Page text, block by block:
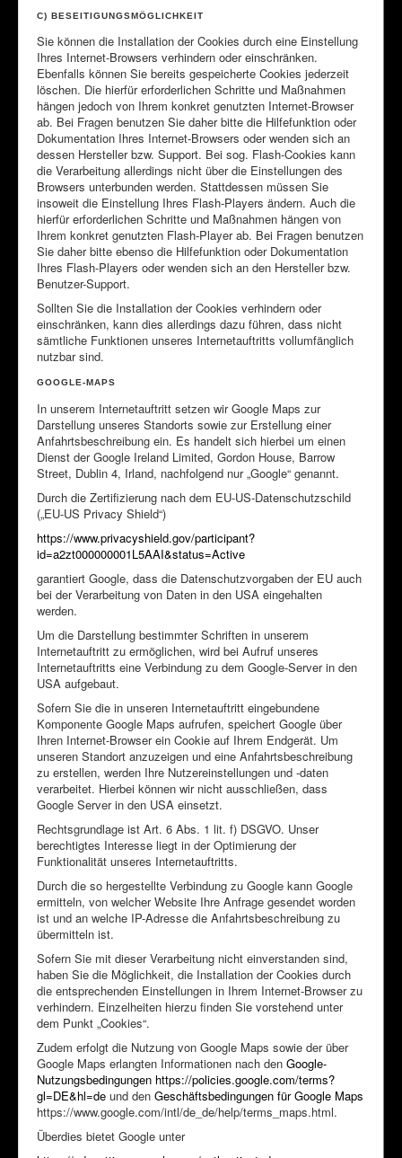
C) BESEITIGUNGSMÖGLICHKEIT
Sie können die Installation der Cookies durch eine Einstellung
Ihres Internet-Browsers verhindern oder einschränken.
Ebenfalls können Sie bereits gespeicherte Cookies jederzeit
löschen. Die hierfür erforderlichen Schritte und Maßnahmen
hängen jedoch von Ihrem konkret genutzten Internet-Browser
ab. Bei Fragen benutzen Sie daher bitte die Hilfefunktion oder
Dokumentation Ihres Internet-Browsers oder wenden sich an
dessen Hersteller bzw. Support. Bei sog. Flash-Cookies kann
die Verarbeitung allerdings nicht über die Einstellungen des
Browsers unterbunden werden. Stattdessen müssen Sie
insoweit die Einstellung Ihres Flash-Players ändern. Auch die
hierfür erforderlichen Schritte und Maßnahmen hängen von
Ihrem konkret genutzten Flash-Player ab. Bei Fragen benutzen
Sie daher bitte ebenso die Hilfefunktion oder Dokumentation
Ihres Flash-Players oder wenden sich an den Hersteller bzw.
Benutzer-Support.
Sollten Sie die Installation der Cookies verhindern oder
einschränken, kann dies allerdings dazu führen, dass nicht
sämtliche Funktionen unseres Internetauftritts vollumfänglich
nutzbar sind.
GOOGLE-MAPS
In unserem Internetauftritt setzen wir Google Maps zur
Darstellung unseres Standorts sowie zur Erstellung einer
Anfahrtsbeschreibung ein. Es handelt sich hierbei um einen
Dienst der Google Ireland Limited, Gordon House, Barrow
Street, Dublin 4, Irland, nachfolgend nur „Google“ genannt.
Durch die Zertifizierung nach dem EU-US-Datenschutzschild
(„EU-US Privacy Shield“)
https://www.privacyshield.gov/participant?
id=a2zt000000001L5AAI&status=Active
garantiert Google, dass die Datenschutzvorgaben der EU auch
bei der Verarbeitung von Daten in den USA eingehalten
werden.
Um die Darstellung bestimmter Schriften in unserem
Internetauftritt zu ermöglichen, wird bei Aufruf unseres
Internetauftritts eine Verbindung zu dem Google-Server in den
USA aufgebaut.
Sofern Sie die in unseren Internetauftritt eingebundene
Komponente Google Maps aufrufen, speichert Google über
Ihren Internet-Browser ein Cookie auf Ihrem Endgerät. Um
unseren Standort anzuzeigen und eine Anfahrtsbeschreibung
zu erstellen, werden Ihre Nutzereinstellungen und -daten
verarbeitet. Hierbei können wir nicht ausschließen, dass
Google Server in den USA einsetzt.
Rechtsgrundlage ist Art. 6 Abs. 1 lit. f) DSGVO. Unser
berechtigtes Interesse liegt in der Optimierung der
Funktionalität unseres Internetauftritts.
Durch die so hergestellte Verbindung zu Google kann Google
ermitteln, von welcher Website Ihre Anfrage gesendet worden
ist und an welche IP-Adresse die Anfahrtsbeschreibung zu
übermitteln ist.
Sofern Sie mit dieser Verarbeitung nicht einverstanden sind,
haben Sie die Möglichkeit, die Installation der Cookies durch
die entsprechenden Einstellungen in Ihrem Internet-Browser zu
verhindern. Einzelheiten hierzu finden Sie vorstehend unter
dem Punkt „Cookies“.
Zudem erfolgt die Nutzung von Google Maps sowie der über
Google Maps erlangten Informationen nach den Google-
Nutzungsbedingungen https://policies.google.com/terms?
gl=DE&hl=de und den Geschäftsbedingungen für Google Maps
https://www.google.com/intl/de_de/help/terms_maps.html.
Überdies bietet Google unter